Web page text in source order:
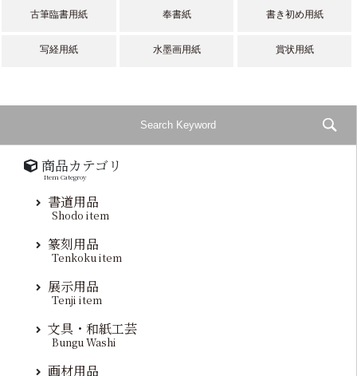
古筆臨書用紙 奉書紙 書き初め用紙
写経用紙 水墨画用紙 賞状用紙
商品カテゴリ
Item Categroy
書道用品
Shodo item
篆刻用品
Tenkoku item
展示用品
Tenji item
文具・和紙工芸
Bungu Washi
画材用品